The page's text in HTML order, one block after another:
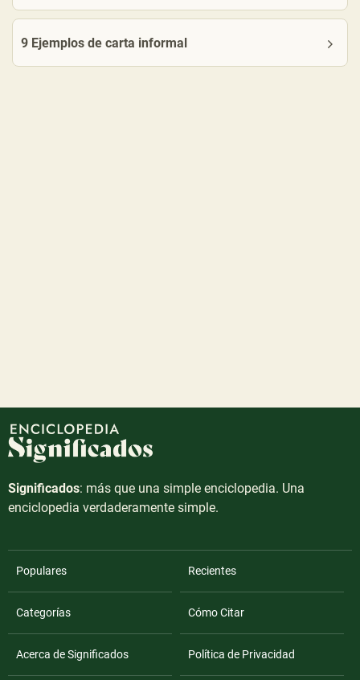
9 Ejemplos de carta informal
Significados: más que una simple enciclopedia. Una
enciclopedia verdaderamente simple.
Populares Recientes
Categorías Cómo Citar
Acerca de Significados Política de Privacidad